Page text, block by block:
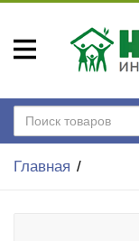
Главная